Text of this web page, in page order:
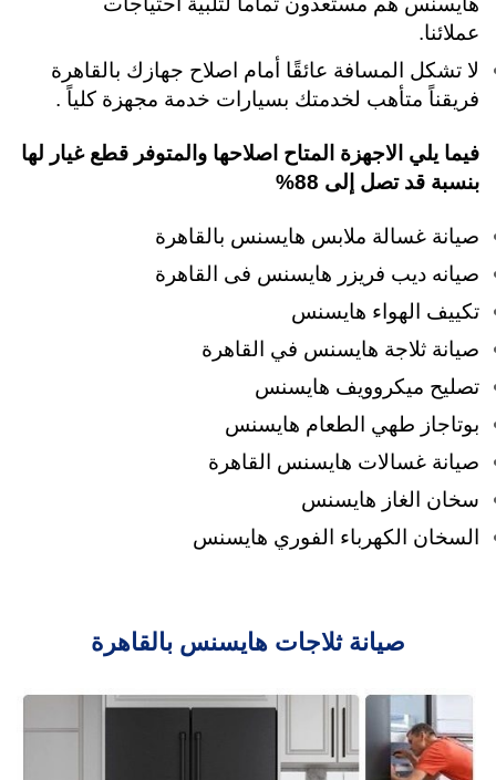
عملائنا.
لا تشكل المسافة عائقًا أمام اصلاح جهازك بالقاهرة
فريقناً متأهب لخدمتك بسيارات خدمة مجهزة كلياً .
فيما يلي الاجهزة المتاح اصلاحها والمتوفر قطع غيار لها
بنسبة قد تصل إلى 88%
صيانة غسالة ملابس هايسنس بالقاهرة
صيانه ديب فريزر هايسنس فى القاهرة
تكييف الهواء هايسنس
صيانة ثلاجة هايسنس في القاهرة
تصليح ميكروويف هايسنس
بوتاجاز طهي الطعام هايسنس
صيانة غسالات هايسنس القاهرة
سخان الغاز هايسنس
السخان الكهرباء الفوري هايسنس
صيانة ثلاجات هايسنس بالقاهرة